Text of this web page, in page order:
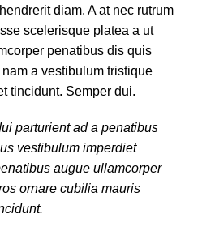
diam. A at nec rutrum
scelerisque platea a ut
penatibus dis quis
a vestibulum tristique
tincidunt. Semper dui.
parturient ad a penatibus
vestibulum imperdiet
augue ullamcorper
ornare cubilia mauris